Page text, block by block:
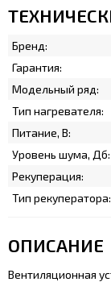
Бренд:
Гарантия:
Модельный ряд:
Тип нагревателя:
Питание, В:
Уровень шума, Дб:
Рекуперация:
Тип рекуператора:
ОПИСАНИЕ
Вентиляционная